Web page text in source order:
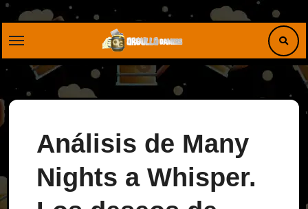
Saltar
Análisis de Many
Nights a Whisper.